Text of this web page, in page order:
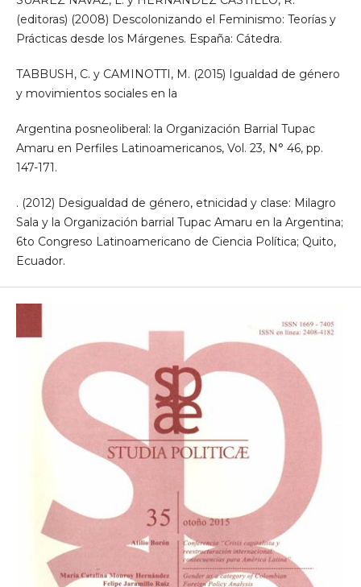
(editoras) (2008) Descolonizando el Feminismo: Teorías y
Prácticas desde los Márgenes. España: Cátedra.
TABBUSH, C. y CAMINOTTI, M. (2015) Igualdad de género
y movimientos sociales en la
Argentina posneoliberal: la Organización Barrial Tupac
Amaru en Perfiles Latinoamericanos, Vol. 23, N° 46, pp.
147-171.
. (2012) Desigualdad de género, etnicidad y clase: Milagro
Sala y la Organización barrial Tupac Amaru en la Argentina;
6to Congreso Latinoamericano de Ciencia Política; Quito,
Ecuador.